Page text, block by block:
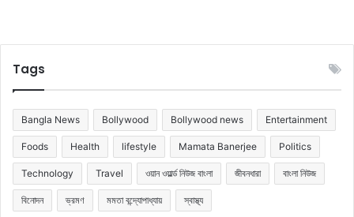
ল
লে
জে
নে
নি
Tags
Bangla News Bollywood Bollywood news Entertainment
Foods Health lifestyle Mamata Banerjee Politics
Technology Travel ওয়ান ওয়ার্ল্ড নিউজ বাংলা জীবনধারা বাংলা নিউজ
বিনোদন ভ্রমণ মমতা বন্দ্যোপাধ্যায় স্বাস্থ্য